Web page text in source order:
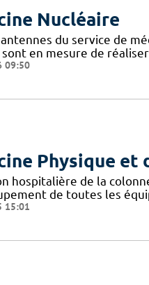
Nucléaire
du service de
sont en mesure de
09:50
Physique et
hospitalière de la
de toutes les
15:01